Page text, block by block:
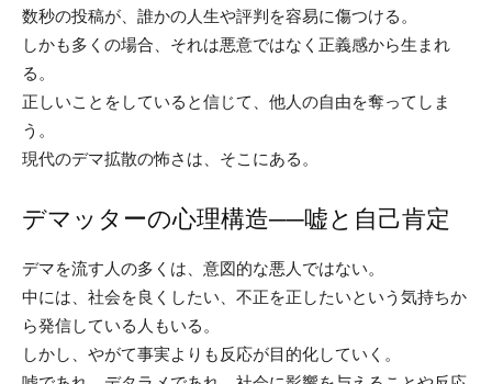
数秒の投稿が、誰かの人生や評判を容易に傷つける。
しかも多くの場合、それは悪意ではなく正義感から生まれ
る。
正しいことをしていると信じて、他人の自由を奪ってしま
う。
現代のデマ拡散の怖さは、そこにある。
デマッターの心理構造──嘘と自己肯定
デマを流す人の多くは、意図的な悪人ではない。
中には、社会を良くしたい、不正を正したいという気持ちか
ら発信している人もいる。
しかし、やがて事実よりも反応が目的化していく。